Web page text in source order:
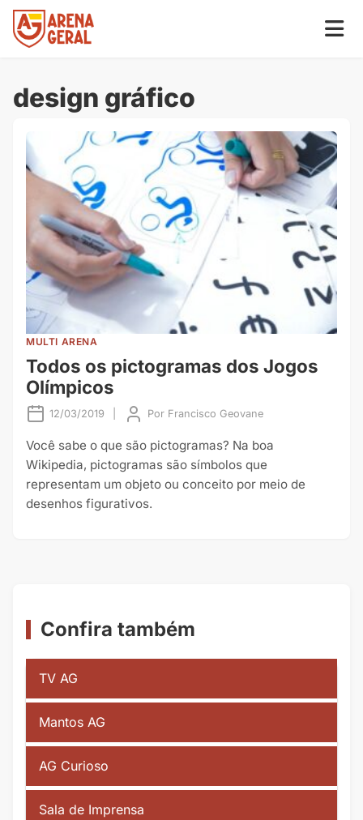
design gráfico
MULTI ARENA
Todos os pictogramas dos Jogos
Olímpicos
12/03/2019 Por Francisco Geovane
Você sabe o que são pictogramas? Na boa
Wikipedia, pictogramas são símbolos que
representam um objeto ou conceito por meio de
desenhos figurativos.
Confira também
TV AG
Mantos AG
AG Curioso
Sala de Imprensa